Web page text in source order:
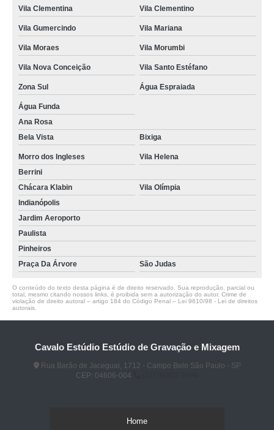
Vila Clementina Vila Clementino
Vila Gumercindo Vila Mariana
Vila Moraes Vila Morumbi
Vila Nova Conceição Vila Santo Estéfano
Zona Sul Água Espraiada
Água Funda
Ana Rosa
Bela Vista
Bixiga
Morro dos Ingleses
Vila Helena
Berrini
Chácara Klabin
Vila Olímpia
Indianópolis
Jardim Aeroporto
Paulista
Pinheiros
Praça Da Árvore
São Judas
O conteúdo do texto desta página é de direito reservado. Sua reprodução, parcial ou
total, mesmo citando nossos links, é proibida sem a autorização do autor. Crime de
violação de direito autoral – artigo 184 do Código Penal – Lei 9610/98 - Lei de direitos
autorais
Cavalo Estúdio Estúdio de Gravação e Mixagem
Rua Barão de Jaceguai, 1712 - Campo Belo São Paulo - SP
CEP: 04606-004
Home